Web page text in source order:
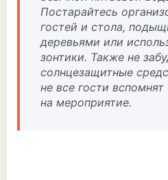
Постарайтесь
гостей и стола,
деревьями или
зонтики. Также не
солнцезащитные
не все гости
на мероприятие.